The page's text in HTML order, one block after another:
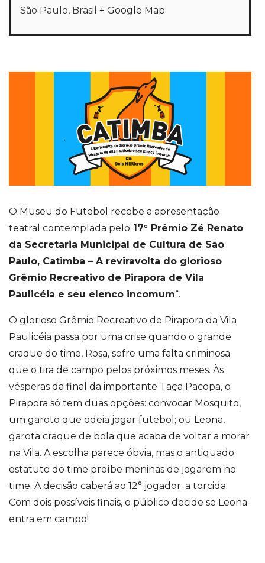
O Museu do Futebol recebe a apresentação
teatral contemplada pelo 17° Prêmio Zé Renato
da Secretaria Municipal de Cultura de São
Paulo, Catimba – A reviravolta do glorioso
Grêmio Recreativo de Pirapora de Vila
Paulicéia e seu elenco incomum“.
O glorioso Grêmio Recreativo de Pirapora da Vila
Paulicéia passa por uma crise quando o grande
craque do time, Rosa, sofre uma falta criminosa
que o tira de campo pelos próximos meses. Às
vésperas da final da importante Taça Pacopa, o
Pirapora só tem duas opções: convocar Mosquito,
um garoto que odeia jogar futebol; ou Leona,
garota craque de bola que acaba de voltar a morar
na Vila. A escolha parece óbvia, mas o antiquado
estatuto do time proíbe meninas de jogarem no
time. A decisão caberá ao 12° jogador: a torcida.
Com dois possíveis finais, o público decide se Leona
entra em campo!
São Paulo, Brasil + Google Map